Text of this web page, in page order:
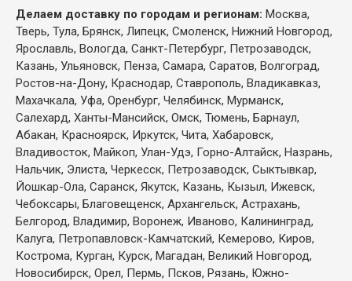
Делаем доставку по городам и регионам: Москва,
Тверь, Тула, Брянск, Липецк, Смоленск, Нижний Новгород,
Ярославль, Вологда, Санкт-Петербург, Петрозаводск,
Казань, Ульяновск, Пенза, Самара, Саратов, Волгоград,
Ростов-на-Дону, Краснодар, Ставрополь, Владикавказ,
Махачкала, Уфа, Оренбург, Челябинск, Мурманск,
Салехард, Ханты-Мансийск, Омск, Тюмень, Барнаул,
Абакан, Красноярск, Иркутск, Чита, Хабаровск,
Владивосток, Майкоп, Улан-Удэ, Горно-Алтайск, Назрань,
Нальчик, Элиста, Черкесск, Петрозаводск, Сыктывкар,
Йошкар-Ола, Саранск, Якутск, Казань, Кызыл, Ижевск,
Чебоксары, Благовещенск, Архангельск, Астрахань,
Белгород, Владимир, Воронеж, Иваново, Калининград,
Калуга, Петропавловск-Камчатский, Кемерово, Киров,
Кострома, Курган, Курск, Магадан, Великий Новгород,
Новосибирск, Орел, Пермь, Псков, Рязань, Южно-